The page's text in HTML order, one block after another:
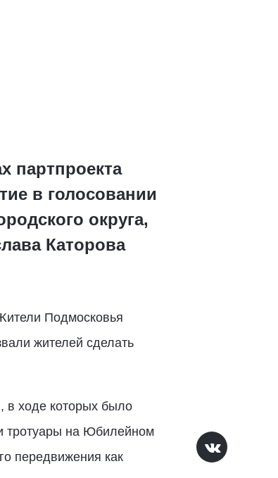
партпроекта
в голосовании
округа,
Каторова
Подмосковья
жителей сделать
в ходе которых было
тротуары на Юбилейном
передвижения как